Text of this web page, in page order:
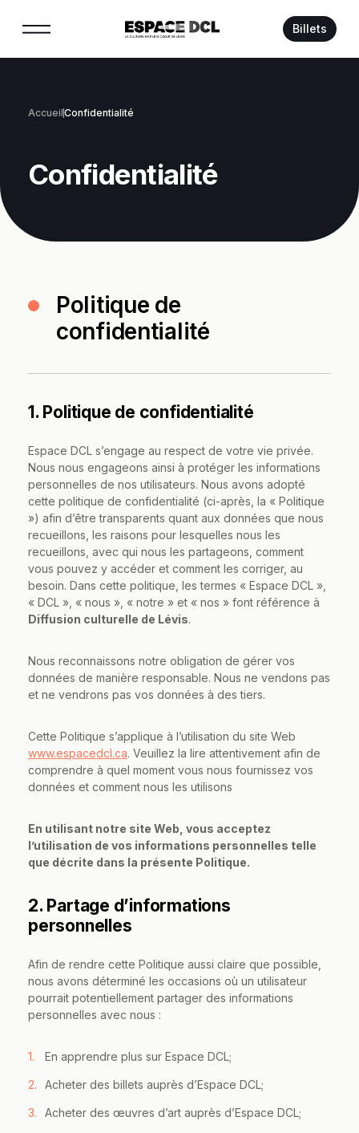
Billets
AccueilConfidentialité
Confidentialité
Politique de
confidentialité
1. Politique de confidentialité
Espace DCL s’engage au respect de votre vie privée.
Nous nous engageons ainsi à protéger les informations
personnelles de nos utilisateurs. Nous avons adopté
cette politique de confidentialité (ci-après, la « Politique
») afin d’être transparents quant aux données que nous
recueillons, les raisons pour lesquelles nous les
recueillons, avec qui nous les partageons, comment
vous pouvez y accéder et comment les corriger, au
besoin. Dans cette politique, les termes « Espace DCL »,
« DCL », « nous », « notre » et « nos » font référence à
Diffusion culturelle de Lévis.
Nous reconnaissons notre obligation de gérer vos
données de manière responsable. Nous ne vendons pas
et ne vendrons pas vos données à des tiers.
Cette Politique s’applique à l’utilisation du site Web
www.espacedcl.ca. Veuillez la lire attentivement afin de
comprendre à quel moment vous nous fournissez vos
données et comment nous les utilisons
En utilisant notre site Web, vous acceptez
l’utilisation de vos informations personnelles telle
que décrite dans la présente Politique.
2. Partage d’informations
personnelles
Afin de rendre cette Politique aussi claire que possible,
nous avons déterminé les occasions où un utilisateur
pourrait potentiellement partager des informations
personnelles avec nous :
En apprendre plus sur Espace DCL;
Acheter des billets auprès d’Espace DCL;
Acheter des œuvres d’art auprès d’Espace DCL;